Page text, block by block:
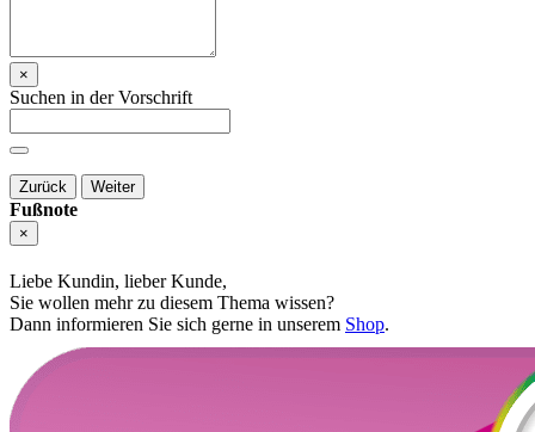
×
Suchen in der Vorschrift
Zurück Weiter
Fußnote
×
Liebe Kundin, lieber Kunde,
Sie wollen mehr zu diesem Thema wissen?
Dann informieren Sie sich gerne in unserem Shop.